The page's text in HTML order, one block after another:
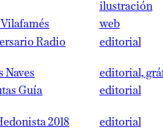
ilustración
web
Radio
editorial
Naves
editorial,
Guía
editorial
2018
editorial